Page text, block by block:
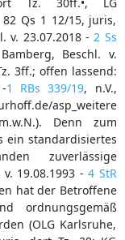
Qs 1 12/15, juris,
v. 23.07.2018 - 2 Ss
Beschl. v.
3ff.; offen lassend:
1 RBs 339/19, n.V.,
asp_weitere
Denn zum
ein standardisiertes
zuverlässige
19.08.1993 - 4 StR
hat der Betroffene
ordnungsgemäß
(OLG Karlsruhe,